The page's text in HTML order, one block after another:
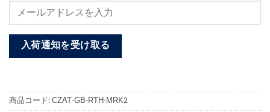
入荷通知を受け取る
商品コード:CZAT-GB-RTH-MRK2